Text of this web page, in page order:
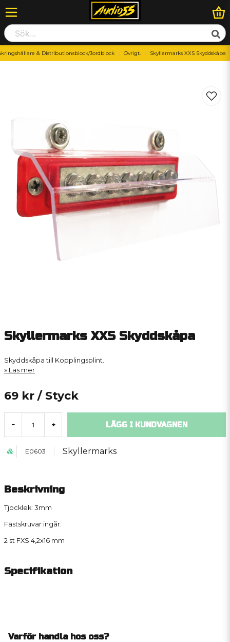
& Distributionsblock/Jordblock Övrigt. Skyllermarks XXS Skyddskåpa
Skyllermarks XXS Skyddskåpa
Skyddskåpa till Kopplingsplint.
Läs mer
69 kr / Styck
- + LÄGG I KUNDVAGNEN
E0603 Skyllermarks
Beskrivning
Tjocklek: 3mm
Fästskruvar ingår:
2 st FXS 4,2x16 mm
Specifikation
Varför handla hos oss?